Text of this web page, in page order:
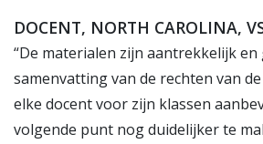
DOCENT, NORTH CAROLINA,
“De materialen zijn aantrekkelijk en
samenvatting van de rechten van
elke docent voor zijn klassen
volgende punt nog duidelijker te